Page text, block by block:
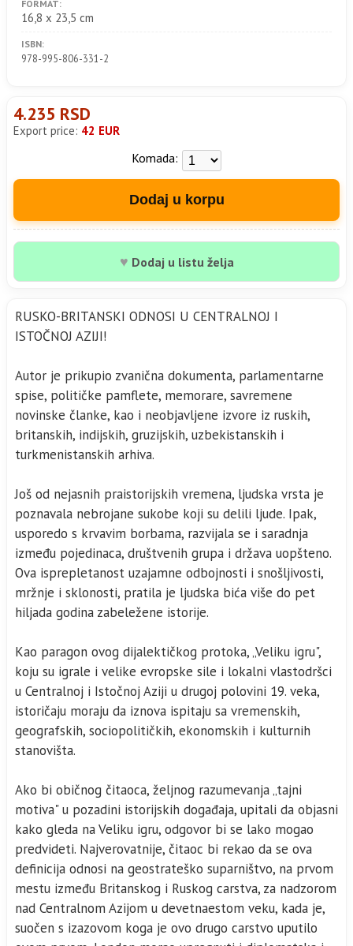
FORMAT:
16,8 x 23,5 cm
ISBN:
978-995-806-331-2
4.235 RSD
Export price: 42 EUR
Komada:
Dodaj u korpu
♥ Dodaj u listu želja
RUSKO-BRITANSKI ODNOSI U CENTRALNOJ I
ISTOČNOJ AZIJI!
Autor je prikupio zvanična dokumenta, parlamentarne
spise, političke pamflete, memorare, savremene
novinske članke, kao i neobjavljene izvore iz ruskih,
britanskih, indijskih, gruzijskih, uzbekistanskih i
turkmenistanskih arhiva.
Još od nejasnih praistorijskih vremena, ljudska vrsta je
poznavala nebrojane sukobe koji su delili ljude. Ipak,
usporedo s krvavim borbama, razvijala se i saradnja
između pojedinaca, društvenih grupa i država uopšteno.
Ova isprepletanost uzajamne odbojnosti i snošljivosti,
mržnje i sklonosti, pratila je ljudska bića više do pet
hiljada godina zabeležene istorije.
Kao paragon ovog dijalektičkog protoka, „Veliku igru",
koju su igrale i velike evropske sile i lokalni vlastodršci
u Centralnoj i Istočnoj Aziji u drugoj polovini 19. veka,
istoričaju moraju da iznova ispitaju sa vremenskih,
geografskih, sociopolitičkih, ekonomskih i kulturnih
stanovišta.
Ako bi običnog čitaoca, željnog razumevanja „tajni
motiva" u pozadini istorijskih događaja, upitali da objasni
kako gleda na Veliku igru, odgovor bi se lako mogao
predvideti. Najverovatnije, čitaoc bi rekao da se ova
definicija odnosi na geostrateško suparništvo, na prvom
mestu između Britanskog i Ruskog carstva, za nadzorom
nad Centralnom Azijom u devetnaestom veku, kada je,
suočen s izazovom koga je ovo drugo carstvo uputilo